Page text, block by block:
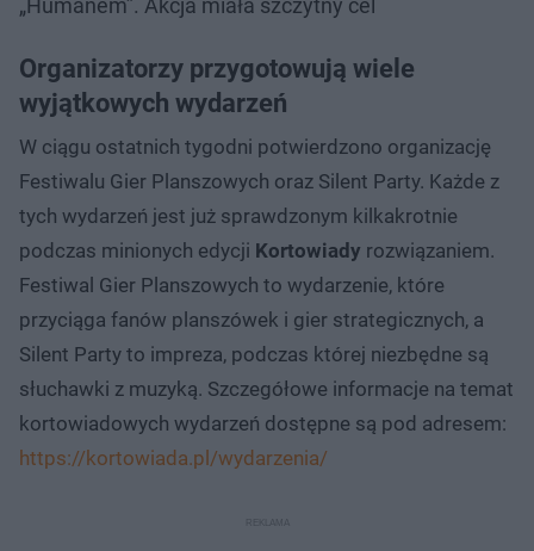
Organizatorzy przygotowują wiele
wyjątkowych wydarzeń
W ciągu ostatnich tygodni potwierdzono organizację
Festiwalu Gier Planszowych oraz Silent Party. Każde z
tych wydarzeń jest już sprawdzonym kilkakrotnie
podczas minionych edycji Kortowiady rozwiązaniem.
Festiwal Gier Planszowych to wydarzenie, które
przyciąga fanów planszówek i gier strategicznych, a
Silent Party to impreza, podczas której niezbędne są
słuchawki z muzyką. Szczegółowe informacje na temat
kortowiadowych wydarzeń dostępne są pod adresem:
https://kortowiada.pl/wydarzenia/